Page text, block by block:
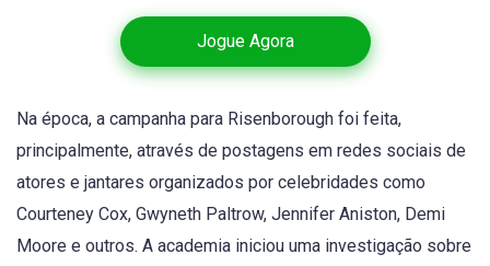
Jogue Agora
Na época, a campanha para Risenborough foi feita,
principalmente, através de postagens em redes sociais de
atores e jantares organizados por celebridades como
Courteney Cox, Gwyneth Paltrow, Jennifer Aniston, Demi
Moore e outros. A academia iniciou uma investigação sobre